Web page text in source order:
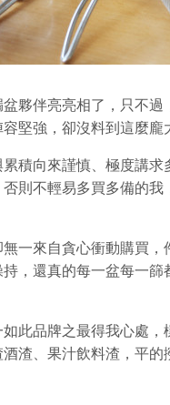
夥伴亮亮相了，只不過
堅強，卻沒料到這麼龐
積向來謹慎、極度講求
則不輕易多買多備的我
一來自貪心衝動購買，
，還真的每一盆每一篩
此品牌之最得我心處，
渣、果汁飲料渣，平的